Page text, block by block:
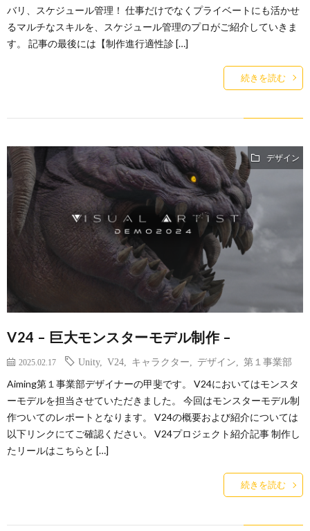
バリ、スケジュール管理！ 仕事だけでなくプライベートにも活かせ
るマルチなスキルを、スケジュール管理のプロがご紹介していきま
す。 記事の最後には【制作進行適性診 […]
続きを読む
デザイン
V24 – 巨大モンスターモデル制作 –
2025.02.17 Unity, V24 キャラクター デザイン 第１事業部
Aiming第１事業部デザイナーの甲斐です。 V24においてはモンスタ
ーモデルを担当させていただきました。 今回はモンスターモデル制
作ついてのレポートとなります。 V24の概要および紹介については
以下リンクにてご確認ください。 V24プロジェクト紹介記事 制作し
たリールはこちらと […]
続きを読む